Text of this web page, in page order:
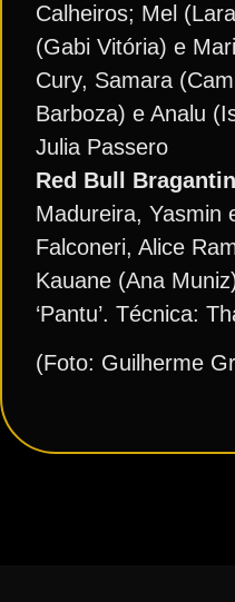
Calheiros; Mel
(Gabi Vitória) e
Cury, Samara
Barboza) e Analu
Julia Passero
Red Bull
Madureira, Yasmin
Falconeri, Alice
Kauane (Ana
‘Pantu’. Técnica:
(Foto: Guilherme